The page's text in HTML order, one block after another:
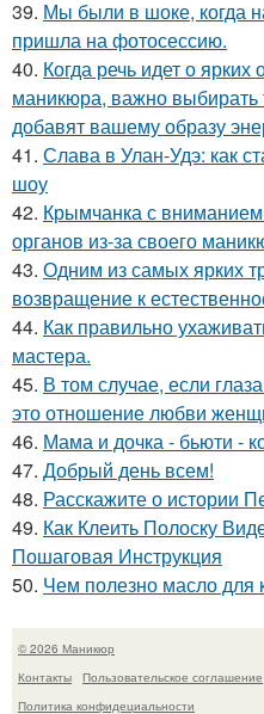
39. Мы были в шоке, когда
пришла на фотосессию.
40. Когда речь идет о ярких
маникюра, важно выбирать
добавят вашему образу
41. Слава в Улан-Удэ: как
шоу
42. Крымчанка с
органов из-за своего
43. Одним из самых ярких
возвращение к
44. Как правильно
мастера.
45. В том случае, если
это отношение любви
46. Мама и дочка - бьюти -
47. Добрый день всем!
48. Расскажите о истории
49. Как Клеить Полоску
Пошаговая Инструкция
50. Чем полезно масло для
© 2026 Маникюр
Контакты
Пользовательское соглашение
Политика конфидециальности